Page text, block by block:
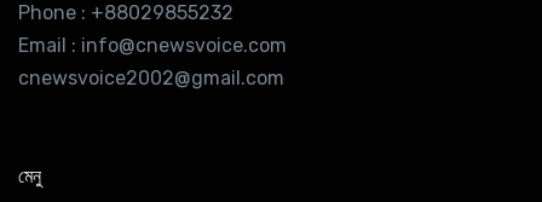
Phone : +88029855232
Email : info@cnewsvoice.com
cnewsvoice2002@gmail.com
মেনু